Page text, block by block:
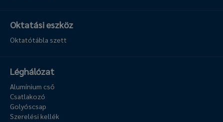
Oktatási eszköz
Oktatótábla szett
Léghálózat
Alumínium cső
Csatlakozó
Golyóscsap
Szerelési kellék